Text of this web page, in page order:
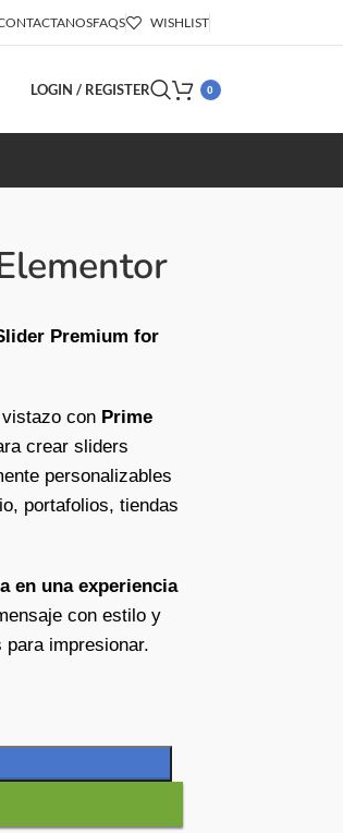
FAQS WISHLIST
LOGIN / REGISTER 0
Premium for
con Prime
crear sliders
personalizables
portafolios, tiendas
en una experiencia
con estilo y
impresionar.